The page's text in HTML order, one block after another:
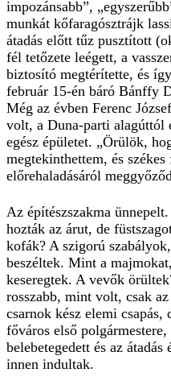
impozánsabb”,
munkát kőfaragósztrájk
átadás előtt tűz pusztított
fél tetőzete leégett, a
biztosító megtérítette, és
február 15-én báró Bánffy
Még az évben Ferenc
volt, a Duna-parti alagúttól
egész épületet. „Örülök,
megtekinthettem, és
előrehaladásáról
Az építészszakma
hozták az árut, de
kofák? A szigorú
beszéltek. Mint a
keseregtek. A vevők
rosszabb, mint volt, csak
csarnok kész elemi
főváros első
belebetegedett és az
innen indultak.